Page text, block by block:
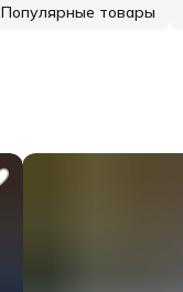
Популярные товары